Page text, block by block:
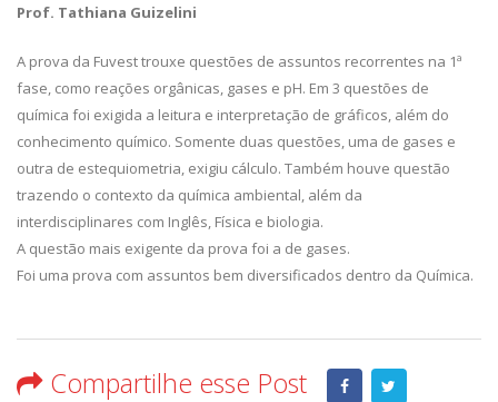
Prof. Tathiana Guizelini
A prova da Fuvest trouxe questões de assuntos recorrentes na 1ª
fase, como reações orgânicas, gases e pH. Em 3 questões de
química foi exigida a leitura e interpretação de gráficos, além do
conhecimento químico. Somente duas questões, uma de gases e
outra de estequiometria, exigiu cálculo. Também houve questão
trazendo o contexto da química ambiental, além da
interdisciplinares com Inglês, Física e biologia.
A questão mais exigente da prova foi a de gases.
Foi uma prova com assuntos bem diversificados dentro da Química.
Compartilhe esse Post